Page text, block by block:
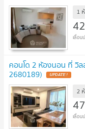
1
คอนโด 2 ห้องนอน ที่ วิล
2680189) UPDATE !
2